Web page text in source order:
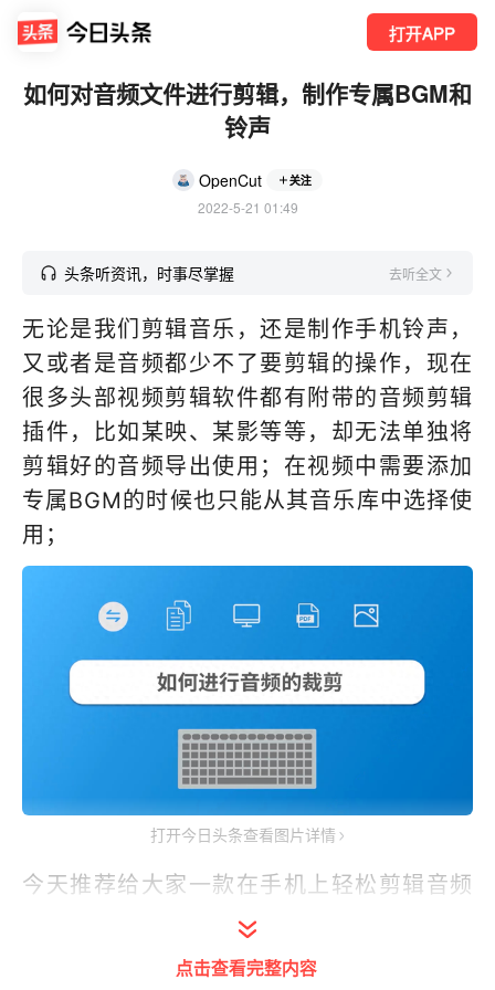
打开APP
如何对音频文件进行剪辑，制作专属BGM和
铃声
OpenCut 关注
2022-5-21 01:49
头条听资讯，时事尽掌握 去听全文
无论是我们剪辑音乐，还是制作手机铃声，
又或者是音频都少不了要剪辑的操作，现在
很多头部视频剪辑软件都有附带的音频剪辑
插件，比如某映、某影等等，却无法单独将
剪辑好的音频导出使用；在视频中需要添加
专属BGM的时候也只能从其音乐库中选择使
用；
打开今日头条查看图片详情
今天推荐给大家一款在手机上轻松剪辑音频
的工具，不需要下载，打开就能操作的音频
在线剪辑工具剪画在线音视频剪辑工具
点击查看完整内容